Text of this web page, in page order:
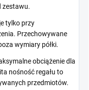
zestawu.
tylko przy
Przechowywane
wymiary półki.
obciążenie dla
nośność regału to
przedmiotów.